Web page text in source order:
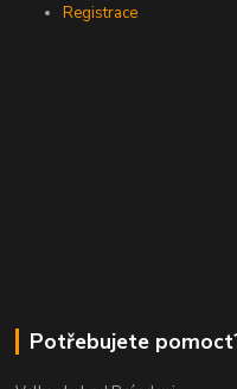
Registrace
Potřebujete